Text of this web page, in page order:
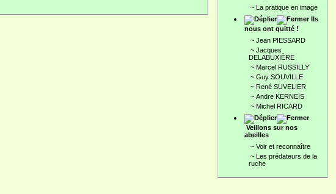
~ La pratique en image
Ils
nous ont quitté !
~ Jean PIESSARD
~ Jacques
DELABUXIÈRE
~ Marcel RUSSILLY
~ Guy SOUVILLE
~ René SUVELIER
~ Andre KERNEIS
~ Michel RICARD
Veillons sur nos
abeilles
~ Voir et reconnaître
~ Les prédateurs de la
ruche